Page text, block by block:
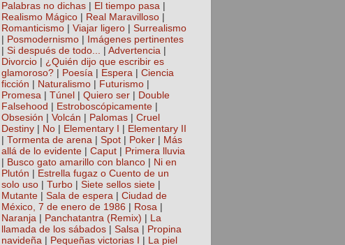
Palabras no dichas
El tiempo pasa
Realismo Mágico
Real Maravilloso
Romanticismo
Viajar ligero
Surrealismo
Posmodernismo
Imágenes pertinentes
Si después de todo... Advertencia
Divorcio
¿Quién dijo que escribir es
glamoroso?
Poesía Espera
Ciencia
ficción
Naturalismo Futurismo
Promesa
Túnel Quiero ser
Double
Falsehood
Estroboscópicamente
Obsesión
Volcán Palomas
Cruel
Destiny
No Elementary I
Elementary II
Tormenta de arena Spot Poker
Más
allá de lo evidente
Caput
Primera lluvia
Busco gato amarillo con blanco
Ni en
Plutón
Estrella fugaz o Cuento de un
solo uso
Turbo Siete sellos siete
Mutante
Sala de espera
Ciudad de
México, 7 de enero de 1986
Rosa
Naranja
Panchatantra (Remix)
La
llamada de los sábados
Salsa
Propina
navideña
Pequeñas victorias I
La piel